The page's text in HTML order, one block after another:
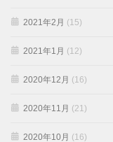
2021年2月 (15)
2021年1月 (12)
2020年12月 (16)
2020年11月 (21)
2020年10月 (16)